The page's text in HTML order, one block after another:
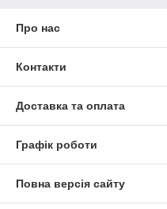
Про нас
Контакти
Доставка та оплата
Графік роботи
Повна версія сайту